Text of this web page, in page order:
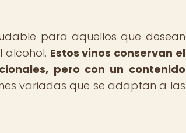
para aquellos que desean
alcohol. Estos vinos conservan el
pero con un contenido
variadas que se adaptan a las